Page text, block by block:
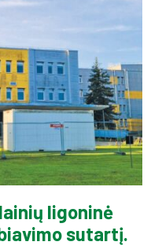
ligoninė
sutartį.